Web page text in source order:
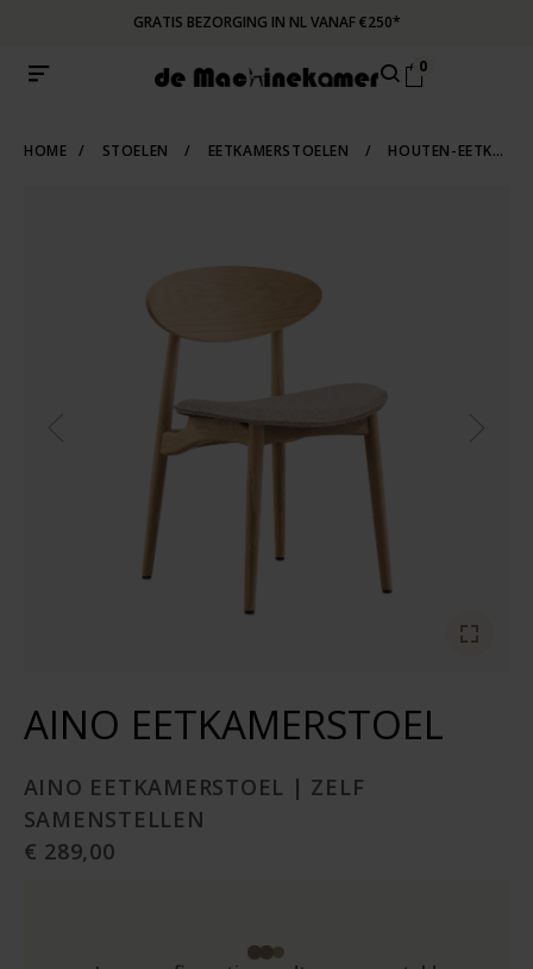
GRATIS BEZORGING IN NL VANAF €250*
0
HOME / STOELEN / EETKAMERSTOELEN / HOUTEN-EETKAMERSTOELEN
AINO EETKAMERSTOEL
AINO EETKAMERSTOEL | ZELF
SAMENSTELLEN
€ 289,00